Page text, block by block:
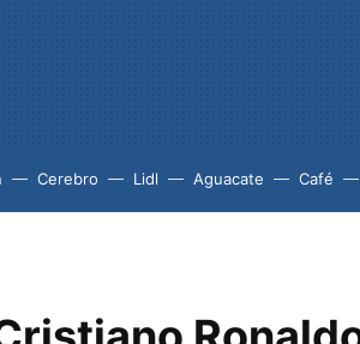
Cerebro Lidl Aguacate Café